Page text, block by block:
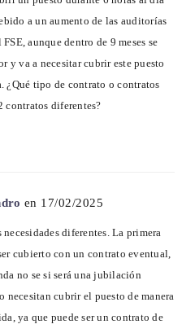
a un aumento de las auditorías
aunque dentro de 9 meses se
y va a necesitar cubrir este puesto
¿Qué tipo de contrato o contratos
contratos diferentes?
en 17/02/2025
necesidades diferentes. La primera
cubierto con un contrato eventual,
no se si será una jubilación
necesitan cubrir el puesto de manera
ya que puede ser un contrato de